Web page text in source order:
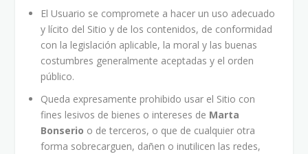
El Usuario se compromete a hacer un uso adecuado
y lícito del Sitio y de los contenidos, de conformidad
con la legislación aplicable, la moral y las buenas
costumbres generalmente aceptadas y el orden
público.
Queda expresamente prohibido usar el Sitio con
fines lesivos de bienes o intereses de Marta
Bonserio o de terceros, o que de cualquier otra
forma sobrecarguen, dañen o inutilicen las redes,